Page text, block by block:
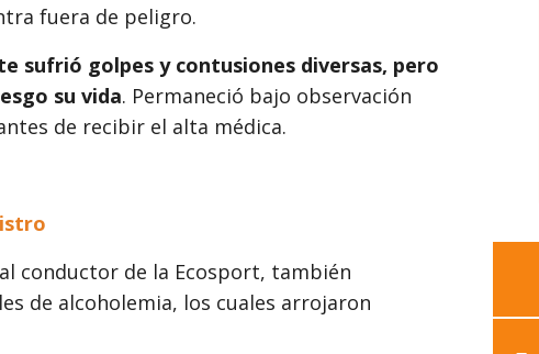
fuera de peligro.
sufrió golpes y contusiones diversas, pero
su vida. Permaneció bajo observación
de recibir el alta médica.
conductor de la Ecosport, también
de alcoholemia, los cuales arrojaron